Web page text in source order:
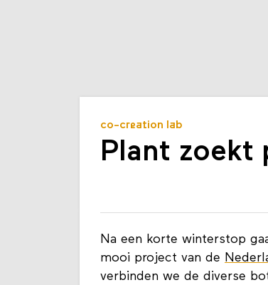
co-creation lab
Plant zoekt
Na een korte winterstop
mooi project van de
verbinden we de diverse